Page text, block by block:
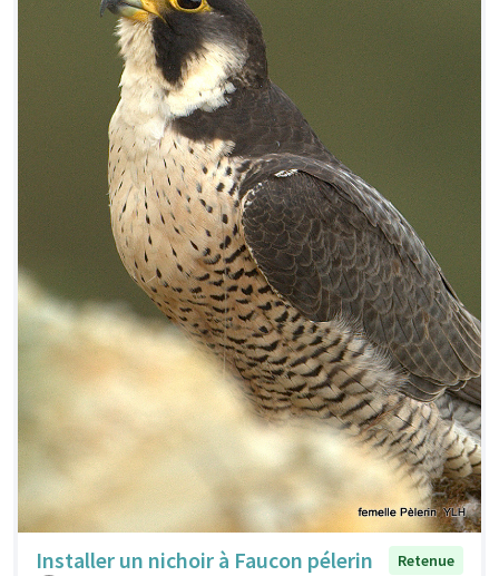
Installer un nichoir à Faucon pélerin
Retenue